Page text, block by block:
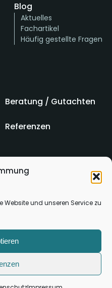
Website und unseren Service zu
Blog
Aktuelles
Fachartikel
Häufig gestellte Fragen
Beratung / Gutachten
Referenzen
AGB